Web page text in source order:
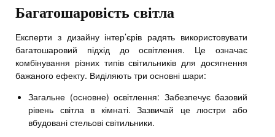
Багатошаровість світла
Експерти з дизайну інтер’єрів радять використовувати
багатошаровий підхід до освітлення. Це означає
комбінування різних типів світильників для досягнення
бажаного ефекту. Виділяють три основні шари:
Загальне (основне) освітлення: Забезпечує базовий
рівень світла в кімнаті. Зазвичай це люстри або
вбудовані стельові світильники.